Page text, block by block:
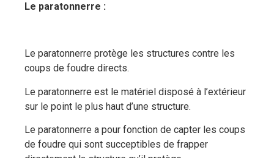
Le paratonnerre :
Le paratonnerre protège les structures contre les
coups de foudre directs.
Le paratonnerre est le matériel disposé à l’extérieur
sur le point le plus haut d’une structure.
Le paratonnerre a pour fonction de capter les coups
de foudre qui sont succeptibles de frapper